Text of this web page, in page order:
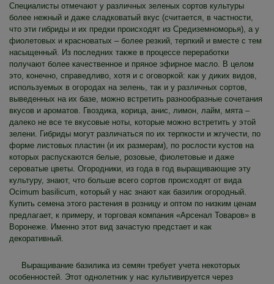
Специалисты отмечают у различных зеленых сортов культуры
более нежный и даже сладковатый вкус (считается, в частности,
что эти гибриды и их предки происходят из Средиземноморья), а у
фиолетовых и красноватых – более резкий, терпкий и вместе с тем
насыщенный. Из последних также в процессе переработки
получают более качественное и пряное эфирное масло. В целом
это, конечно, справедливо, хотя и с оговоркой: как у диких видов,
используемых в огородах на зелень, так и у различных сортов,
выведенных на их базе, можно встретить разнообразные сочетания
вкусов и ароматов. Гвоздика, корица, анис, лимон, лайм, мята –
далеко не все те вкусовые ноты, которые можно встретить у этой
зелени. Гибриды могут различаться по их терпкости и жгучести, по
форме листовых пластин (и их размерам), по рослости кустов на
которых распускаются белые, розовые, фиолетовые и даже
сероватые цветы. Огородники, из года в год выращивающие эту
культуру, знают, что больше всего сортов происходят от вида
Ocimum basilicum, который у нас знают как базилик огородный.
Купить семена этого растения в розницу и оптом по низким ценам
предлагает, к примеру, и торговая компания «Арсенал Товаров» в
Воронеже. Именно этот вид зачастую предстает и как
декоративный.
Выращивание базилика из семян требует учета некоторых
особенностей. Этот однолетник у нас культивируется через